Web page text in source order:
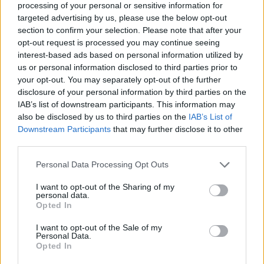
processing of your personal or sensitive information for
targeted advertising by us, please use the below opt-out
section to confirm your selection. Please note that after your
opt-out request is processed you may continue seeing
interest-based ads based on personal information utilized by
us or personal information disclosed to third parties prior to
your opt-out. You may separately opt-out of the further
disclosure of your personal information by third parties on the
IAB’s list of downstream participants. This information may
also be disclosed by us to third parties on the IAB’s List of
Downstream Participants that may further disclose it to other
Please note that this website/app uses one or more Google
not limited to your visit or usage behaviour. You may click to
grant or deny consent to Google and its third-party tags to
use your data for below specified purposes in below Google
consent section.
Personal Data Processing Opt Outs
I want to opt-out of the Sharing of my
personal data.
Opted In
I want to opt-out of the Sale of my
Personal Data.
Opted In
krepi imunski odziv proti rakavim celicam, ter tarčno
zdravljenje, ki deluje usmerjeno na specifične
molekularne spremembe v tumorju. V določenih
primerih se lahko uporabi tudi kemoterapija," je
pojasnila Barbara Perić z oddelka za kirurško onkologijo
na Onkološkem inštitutu Ljubljana.
Nacionalno društvo bolnikov z melanomom, kjer
bolnikom pomagajo razumeti njihovo bolezen in jih
spodbujajo, da aktivno sodelujejo pri odločitvah
glede zdravljenja, je pojasnil Janez Sirše iz društva.